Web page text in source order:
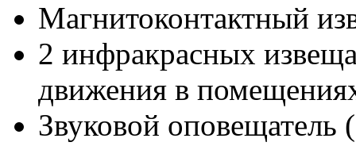
Магнитоконтактный
2 инфракрасных
движения в
Звуковой